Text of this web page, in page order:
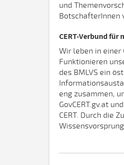
und
BotschafterInnen
CERT-Verbund für
Wir leben in
Funktionieren
des BMLVS ein
eng zusammen,
GovCERT.gv.at
CERT. Durch die